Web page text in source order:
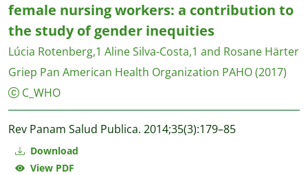
Download
View PDF
female nursing workers: a contribution to
the study of gender inequities
Lúcia Rotenberg,1 Aline Silva-Costa,1 and Rosane Härter
Griep Pan American Health Organization PAHO(2017)
C_WHO
Rev Panam Salud Publica. 2014;35(3):179–85